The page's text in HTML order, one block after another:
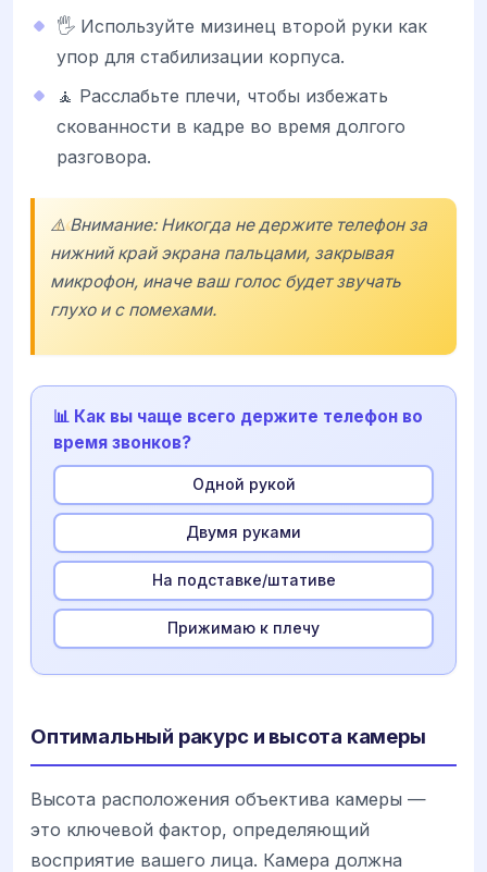
🖐️ Используйте мизинец второй руки как
упор для стабилизации корпуса.
🧘 Расслабьте плечи, чтобы избежать
скованности в кадре во время долгого
разговора.
⚠️ Внимание: Никогда не держите телефон за
нижний край экрана пальцами, закрывая
микрофон, иначе ваш голос будет звучать
глухо и с помехами.
📊 Как вы чаще всего держите телефон во
время звонков?
Одной рукой
Двумя руками
На подставке/штативе
Прижимаю к плечу
Оптимальный ракурс и высота камеры
Высота расположения объектива камеры —
это ключевой фактор, определяющий
восприятие вашего лица. Камера должна